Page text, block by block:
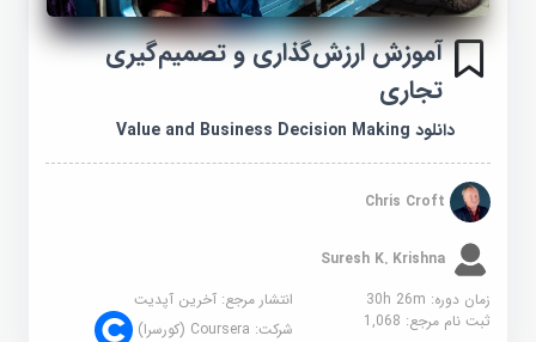
آموزش ارزش‌گذاری و تصمیم‌گیری
تجاری
دانلود Value and Business Decision Making
Chris Croft
Suresh K. Krishna
زمان دوره: 30h 26m
انتشار مرجع:آخرین آپدیت
ثبت نام مرجع:1,068 شرکت:Coursera (کورسرا)